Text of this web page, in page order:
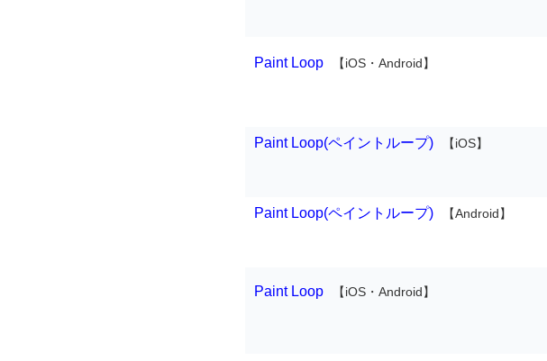
Paint Loop 【iOS・Android】
Paint Loop(ペイントループ) 【iOS】
Paint Loop(ペイントループ) 【Android】
Paint Loop 【iOS・Android】